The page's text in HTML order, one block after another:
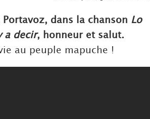
Portavoz, dans la chanson Lo
a decir, honneur et salut.
au peuple mapuche !